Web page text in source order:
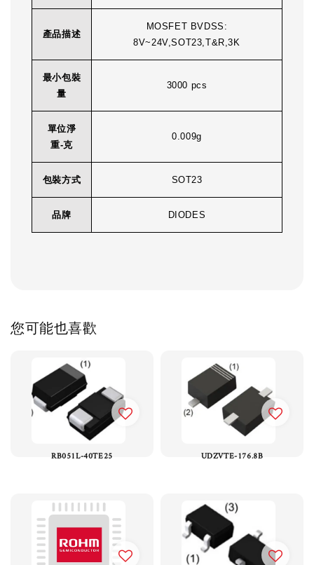
產品描述
MOSFET BVDSS:
8V~24V,SOT23,T&R,3K
最小包裝
量
3000 pcs
單位淨
重-克
0.009g
包裝方式 SOT23
品牌 DIODES
您可能也喜歡
RB051L-40TE25 UDZVTE-176.8B